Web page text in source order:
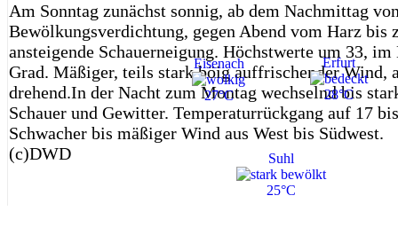
Eisenach
27°C
Erfurt
28°C
Suhl
25°C
Am Sonntag zunächst sonnig, ab dem Nachmittag
Bewölkungsverdichtung, gegen Abend vom Harz bis
ansteigende Schauerneigung. Höchstwerte um 33,
Grad. Mäßiger, teils stark böig auffrischender Wind,
drehend.In der Nacht zum Montag wechselnd bis
Schauer und Gewitter. Temperaturrückgang auf 17
Schwacher bis mäßiger Wind aus West bis Südwest.
(c)DWD